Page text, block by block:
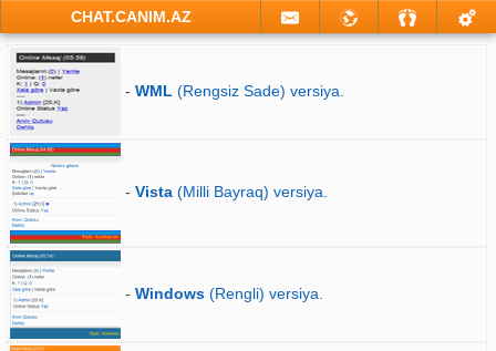
CHAT.CANIM.AZ
- WML (Rengsiz Sade) versiya.
- Vista (Milli Bayraq) versiya.
- Windows (Rengli) versiya.